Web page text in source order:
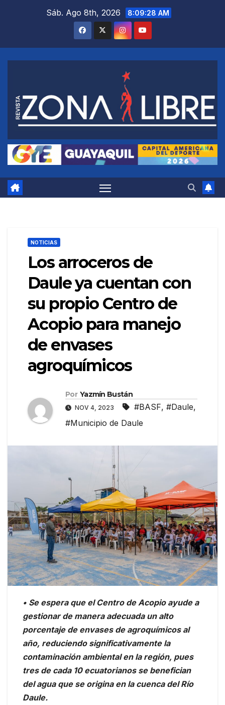
Sáb. Ago 8th, 2026 8:09:29 AM
NOTICIAS
Los arroceros de
Daule ya cuentan con
su propio Centro de
Acopio para manejo
de envases
agroquímicos
Por Yazmín Bustán
NOV 4, 2023 #BASF, #Daule,
#Municipio de Daule
• Se espera que el Centro de Acopio ayude a
gestionar de manera adecuada un alto
porcentaje de envases de agroquímicos al
año, reduciendo significativamente la
contaminación ambiental en la región, pues
tres de cada 10 ecuatorianos se benefician
del agua que se origina en la cuenca del Río
Daule.